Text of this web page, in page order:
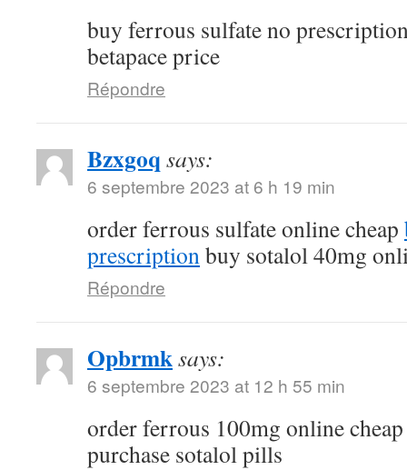
buy ferrous sulfate no
betapace price
Répondre
Bzxgoq says:
6 septembre 2023 at 6 h 19 min
order ferrous sulfate online cheap
prescription buy sotalol 40mg
Répondre
Opbrmksays:
6 septembre 2023 at 12 h 55 min
order ferrous 100mg online
purchase sotalol pills